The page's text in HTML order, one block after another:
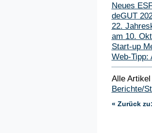
Neues
deGUT
22.
am 10.
Start-up
Web-Tipp:
Alle
Berichte/
« Zurück